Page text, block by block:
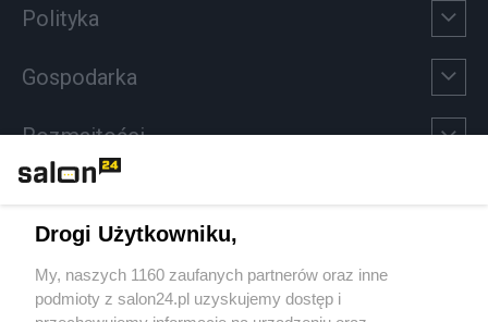
Polityka
Gospodarka
Rozmaitości
Sport
Społeczeństwo
Drogi Użytkowniku,
My, naszych 1160 zaufanych partnerów oraz inne
podmioty z salon24.pl uzyskujemy dostęp i